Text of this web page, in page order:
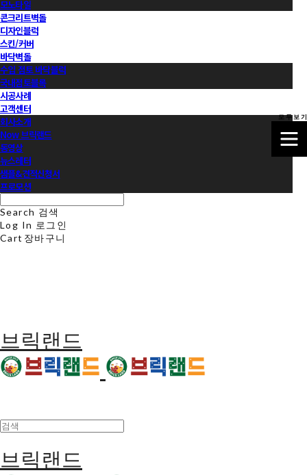
모노타일
콘크리트벽돌
디자인블럭
스킨/커버
바닥벽돌
수입 점토 바닥블럭
국내점토블록
시공사례
고객센터
회사소개
Now 브릭랜드
동영상
뉴스레터
샘플&견적신청서
프로모션
Search 검색
Log In 로그인
Cart 장바구니
브릭랜드
브릭랜드
모 두 보 기